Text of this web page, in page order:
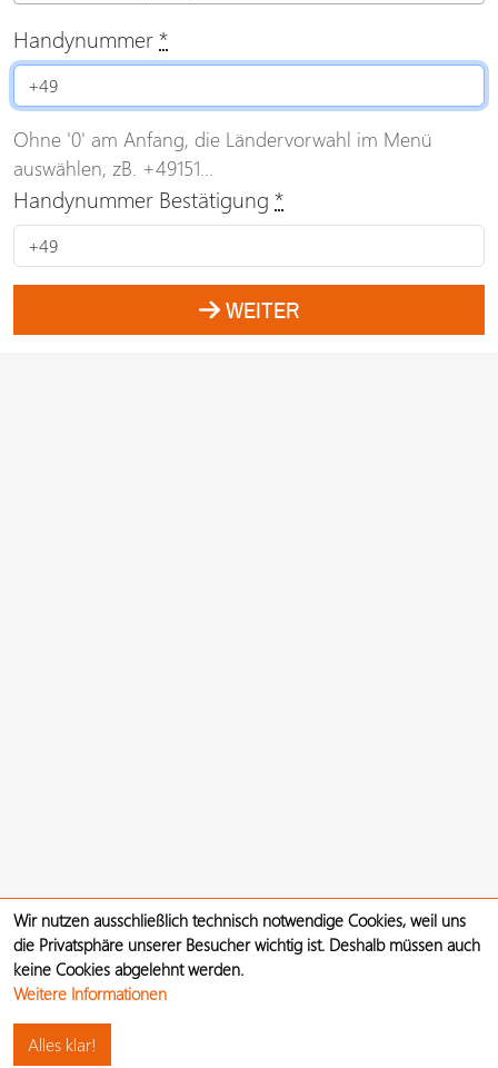
Handynummer*
Ohne '0' am Anfang, die Ländervorwahl im Menü
auswählen, zB. +49151...
Handynummer Bestätigung *
WEITER
Wir nutzen ausschließlich technisch notwendige Cookies, weil uns
die Privatsphäre unserer Besucher wichtig ist. Deshalb müssen auch
keine Cookies abgelehnt werden.
Weitere Informationen
Alles klar!